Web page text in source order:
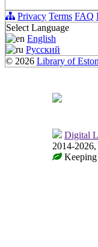
Privacy Terms FAQ
Select Language
English
Русский
© 2026 Library of
Digital
2014-
Keeping